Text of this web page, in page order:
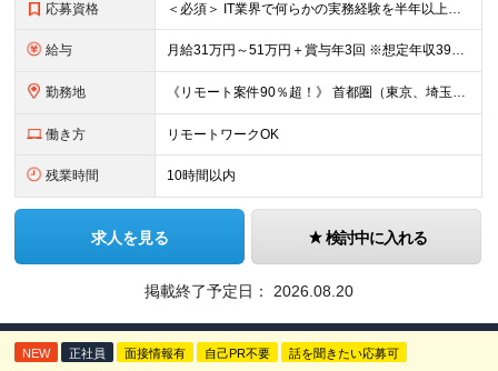
応募資格 ＜必須＞ IT業界で何らかの実務経験を半年以上お持ちの方（使用言語不問） ＜こんなご希望があれば、ぜひ当社にご相談ください＞ ◎ スキルや成果にしっかり見合った給与を受け取りたい ◎ 残業を
給与 月給31万円～51万円＋賞与年3回 ※想定年収394万円～1,032万円 ★年間300万円の賞与実績あり ★平均昇給額3万円 ★エンジニアへの還元率75％（実質78.9%） ※経験・能力を考慮し
勤務地 《リモート案件90％超！》 首都圏（東京、埼玉、千葉、神奈川）、大阪、名古屋、福岡のプロジェクト先やリモートでの勤務となります。 ※面接から入社まで全てオンラインで完結できます！ ※帰社日自
働き方 リモートワークOK
残業時間 10時間以内
求人を見る 検討中に入れる
掲載終了予定日： 2026.08.20
NEW 正社員 面接情報有 自己PR不要 話を聞きたい応募可